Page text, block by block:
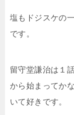
塩もドジスケの
です。
留守堂謙治は１
から始まってか
いて好きです。